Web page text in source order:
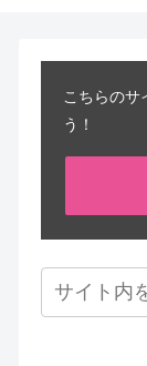
こちらのサ
う！